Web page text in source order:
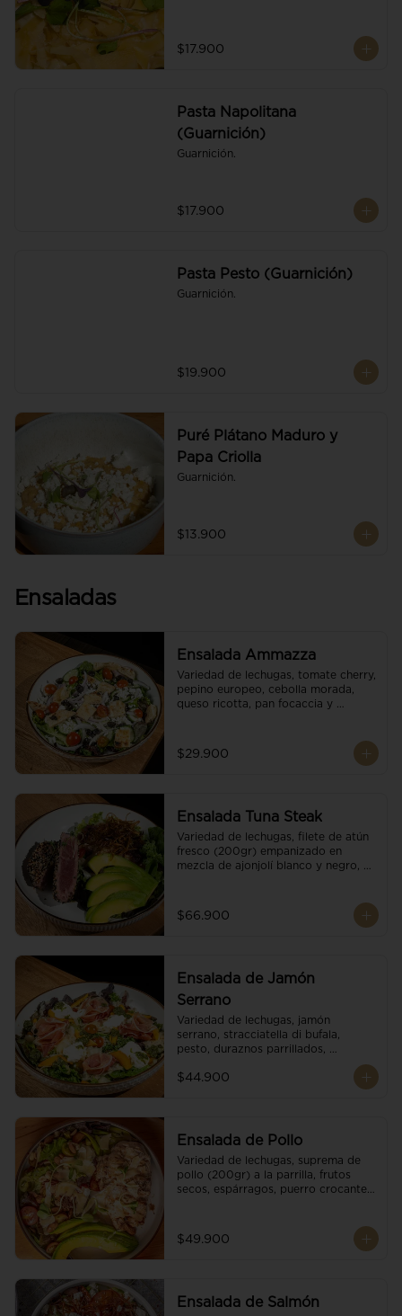
$17.900
Pasta Napolitana
(Guarnición)
Guarnición.
$17.900
Pasta Pesto (Guarnición)
Guarnición.
$19.900
Puré Plátano Maduro y
Papa Criolla
Guarnición.
$13.900
Ensaladas
Ensalada Ammazza
Variedad de lechugas, tomate cherry,
pepino europeo, cebolla morada,
queso ricotta, pan focaccia y
$29.900
Ensalada Tuna Steak
Variedad de lechugas, filete de atún
fresco (200gr) empanizado en
mezcla de ajonjolí blanco y negro,
parmesano, puerro crocante y
reducción de balsámico.
$66.900
Ensalada de Jamón
Serrano
Variedad de lechugas, jamón
serrano, stracciatella di bufala,
pesto, duraznos parrillados,
tomate cherry y vinagreta
$44.900
Ensalada de Pollo
Variedad de lechugas, suprema de
pollo (200gr) a la parrilla, frutos
secos, espárragos, puerro crocante,
balsámico.
$49.900
Ensalada de Salmón